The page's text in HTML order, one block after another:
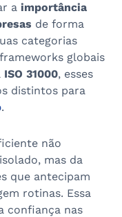
a importância
de forma
categorias
globais
ISO 31000, esses
distintos para
.
não
mas da
que antecipam
rotinas. Essa
confiança nas